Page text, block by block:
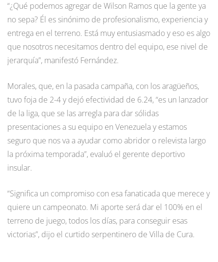
“¿Qué podemos agregar de Wilson Ramos que la gente ya
no sepa? Él es sinónimo de profesionalismo, experiencia y
entrega en el terreno. Está muy entusiasmado y eso es algo
que nosotros necesitamos dentro del equipo, ese nivel de
jerarquía”, manifestó Fernández.
Morales, que, en la pasada campaña, con los aragüeños,
tuvo foja de 2-4 y dejó efectividad de 6.24, “es un lanzador
de la liga, que se las arregla para dar sólidas
presentaciones a su equipo en Venezuela y estamos
seguro que nos va a ayudar como abridor o relevista largo
la próxima temporada”, evaluó el gerente deportivo
insular.
“Significa un compromiso con esa fanaticada que merece y
quiere un campeonato. Mi aporte será dar el 100% en el
terreno de juego, todos los días, para conseguir esas
victorias”, dijo el curtido serpentinero de Villa de Cura.